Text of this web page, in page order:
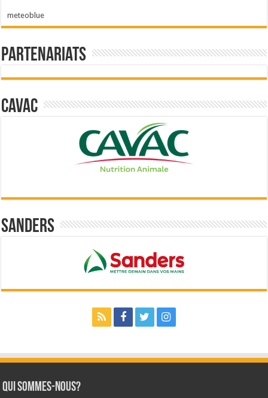
meteoblue
Partenariats
Cavac
Sanders
Qui sommes-nous?